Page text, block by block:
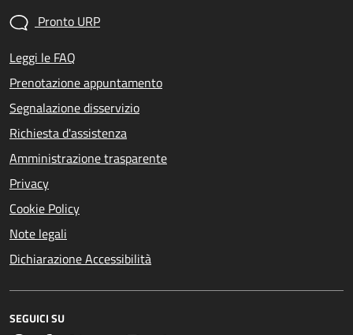
Pronto URP
Leggi le FAQ
Prenotazione appuntamento
Segnalazione disservizio
Richiesta d'assistenza
Amministrazione trasparente
Privacy
Cookie Policy
Note legali
Dichiarazione Accessibilità
SEGUICI SU